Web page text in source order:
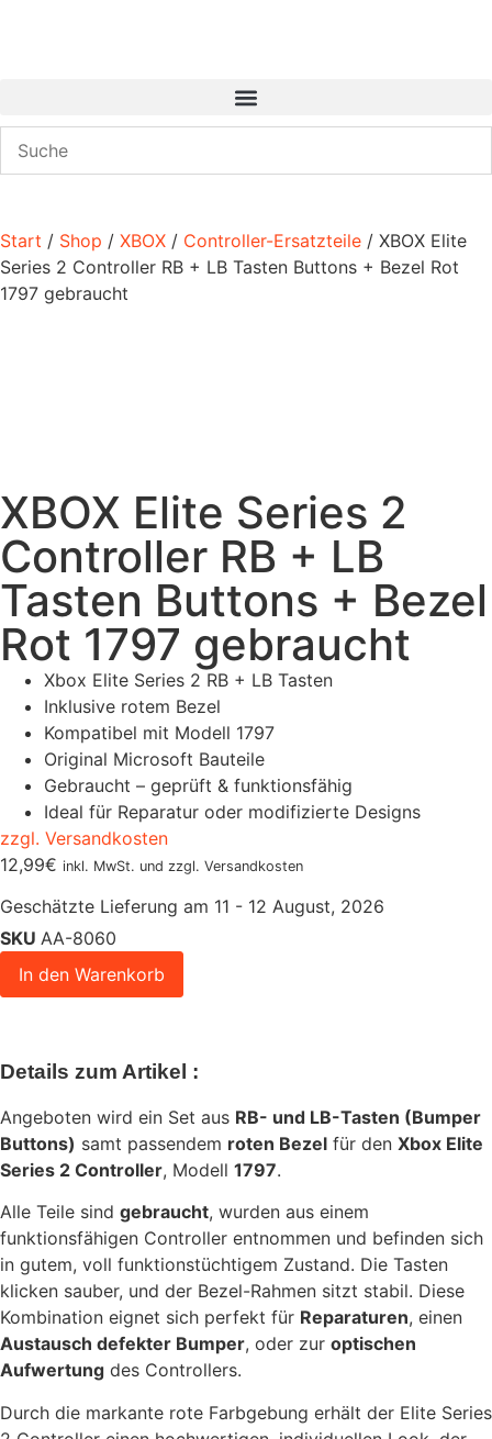
Start / Shop / XBOX / Controller-Ersatzteile / XBOX Elite
Series 2 Controller RB + LB Tasten Buttons + Bezel Rot
1797 gebraucht
XBOX Elite Series 2
Controller RB + LB
Tasten Buttons + Bezel
Rot 1797 gebraucht
Xbox Elite Series 2 RB + LB Tasten
Inklusive rotem Bezel
Kompatibel mit Modell 1797
Original Microsoft Bauteile
Gebraucht – geprüft & funktionsfähig
Ideal für Reparatur oder modifizierte Designs
zzgl. Versandkosten
12,99€ inkl. MwSt. und zzgl. Versandkosten
Geschätzte Lieferung am 11 - 12 August, 2026
SKU AA-8060
In den Warenkorb
Details zum Artikel :
Angeboten wird ein Set aus RB- und LB-Tasten (Bumper
Buttons) samt passendem roten Bezel für den Xbox Elite
Series 2 Controller, Modell 1797.
Alle Teile sind gebraucht, wurden aus einem
funktionsfähigen Controller entnommen und befinden sich
in gutem, voll funktionstüchtigem Zustand. Die Tasten
klicken sauber, und der Bezel-Rahmen sitzt stabil. Diese
Kombination eignet sich perfekt für Reparaturen, einen
Austausch defekter Bumper, oder zur optischen
Aufwertung des Controllers.
Durch die markante rote Farbgebung erhält der Elite Series